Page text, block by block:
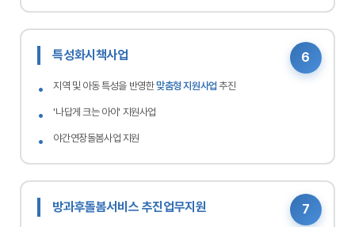
6
특성화시책사업
지역 및 아동 특성을 반영한맞춤형 지원사업 추진
'나답게 크는 아이' 지원사업
야간연장돌봄사업 지원
7
방과후돌봄서비스 추진업무지원